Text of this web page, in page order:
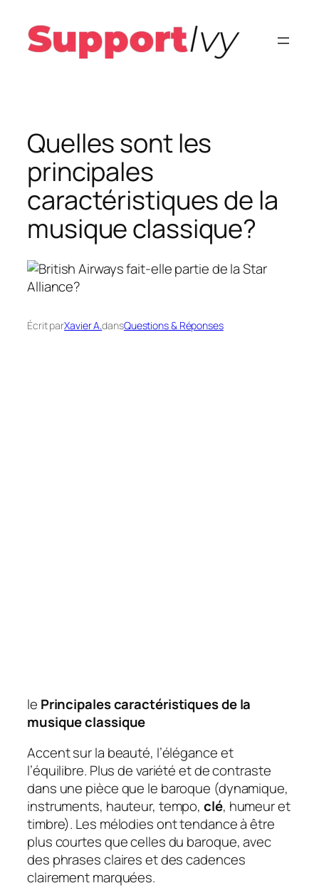
contenu
Quelles sont les
principales
caractéristiques de la
musique classique?
Écrit parXavier A.dansQuestions & Réponses
le Principales caractéristiques de la
musique classique
Accent sur la beauté, l’élégance et
l’équilibre. Plus de variété et de contraste
dans une pièce que le baroque (dynamique,
instruments, hauteur, tempo,clé, humeur et
timbre). Les mélodies ont tendance à être
plus courtes que celles du baroque, avec
des phrases claires et des cadences
clairement marquées.